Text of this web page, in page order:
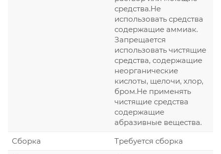
средства.Не
использовать средства
содержащие аммиак.
Запрещается
использовать чистящие
средства, содержащие
неорганические
кислоты, щелочи, хлор,
бром.Не применять
чистящие средства
содержащие
абразивные вещества.
Сборка
Требуется сборка